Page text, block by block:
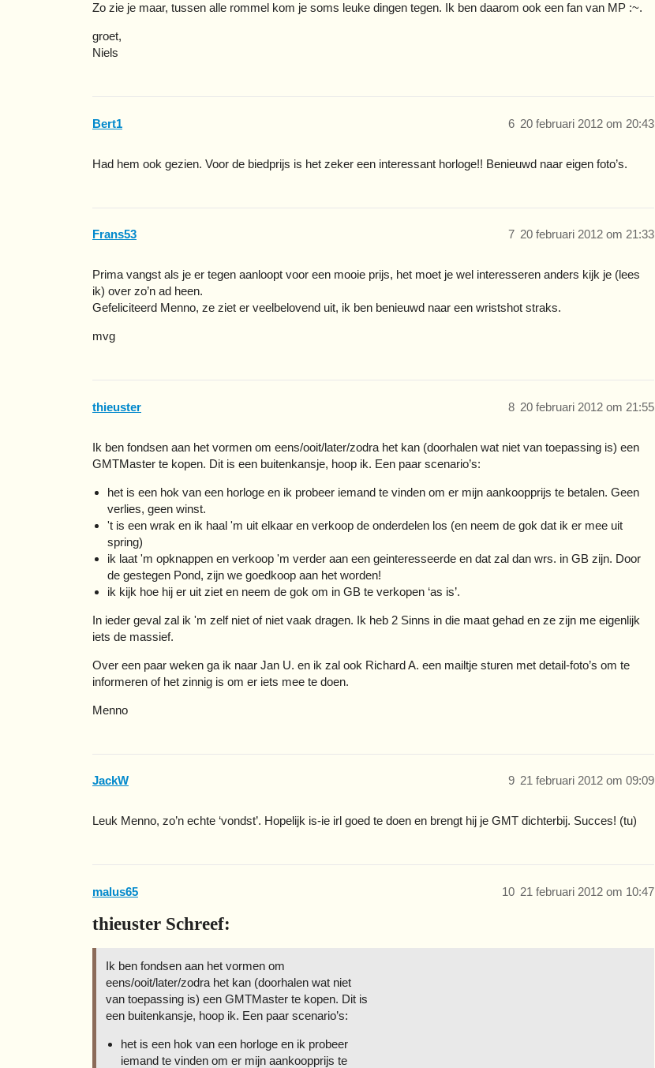
Zo zie je maar, tussen alle rommel kom je soms leuke dingen tegen. Ik ben daarom ook een fan van MP :~.
groet,
Niels
Bert1 20 februari 2012 om 20:43
6
Had hem ook gezien. Voor de biedprijs is het zeker een interessant horloge!! Benieuwd naar eigen foto’s.
Frans53 20 februari 2012 om 21:33
7
Prima vangst als je er tegen aanloopt voor een mooie prijs, het moet je wel interesseren anders kijk je (lees
ik) over zo’n ad heen.
Gefeliciteerd Menno, ze ziet er veelbelovend uit, ik ben benieuwd naar een wristshot straks.
mvg
thieuster 20 februari 2012 om 21:55
8
Ik ben fondsen aan het vormen om eens/ooit/later/zodra het kan (doorhalen wat niet van toepassing is) een
GMTMaster te kopen. Dit is een buitenkansje, hoop ik. Een paar scenario’s:
het is een hok van een horloge en ik probeer iemand te vinden om er mijn aankoopprijs te betalen. Geen
verlies, geen winst.
't is een wrak en ik haal 'm uit elkaar en verkoop de onderdelen los (en neem de gok dat ik er mee uit
spring)
ik laat 'm opknappen en verkoop 'm verder aan een geinteresseerde en dat zal dan wrs. in GB zijn. Door
de gestegen Pond, zijn we goedkoop aan het worden!
ik kijk hoe hij er uit ziet en neem de gok om in GB te verkopen ‘as is’.
In ieder geval zal ik 'm zelf niet of niet vaak dragen. Ik heb 2 Sinns in die maat gehad en ze zijn me eigenlijk
iets de massief.
Over een paar weken ga ik naar Jan U. en ik zal ook Richard A. een mailtje sturen met detail-foto’s om te
informeren of het zinnig is om er iets mee te doen.
Menno
JackW 21 februari 2012 om 09:09
9
Leuk Menno, zo’n echte ‘vondst’. Hopelijk is-ie irl goed te doen en brengt hij je GMT dichterbij. Succes! (tu)
malus65 21 februari 2012 om 10:47
10
thieuster Schreef:
Ik ben fondsen aan het vormen om
eens/ooit/later/zodra het kan (doorhalen wat niet
van toepassing is) een GMTMaster te kopen. Dit is
een buitenkansje, hoop ik. Een paar scenario’s:
het is een hok van een horloge en ik probeer
iemand te vinden om er mijn aankoopprijs te